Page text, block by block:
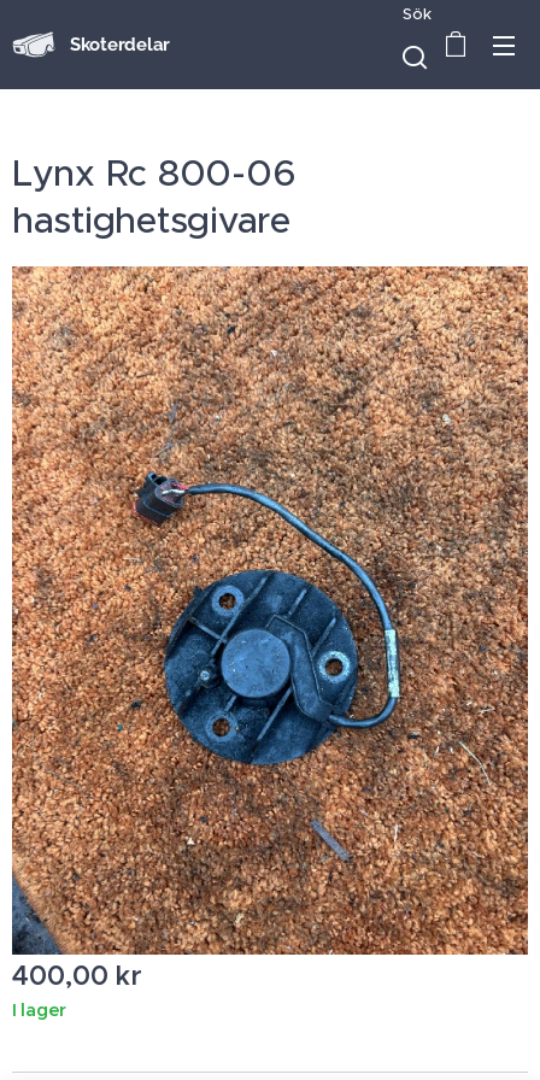
Skoterdelar
Sök
Lynx Rc 800-06
hastighetsgivare
400,00 kr
I lager